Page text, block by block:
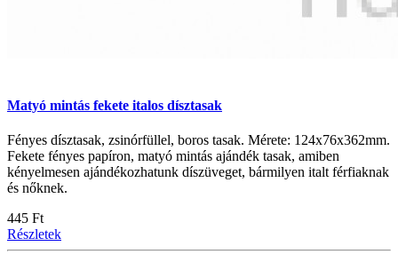
Matyó mintás fekete italos dísztasak
Fényes dísztasak, zsinórfüllel, boros tasak. Mérete: 124x76x362mm.
Fekete fényes papíron, matyó mintás ajándék tasak, amiben
kényelmesen ajándékozhatunk díszüveget, bármilyen italt férfiaknak
és nőknek.
445 Ft
Részletek